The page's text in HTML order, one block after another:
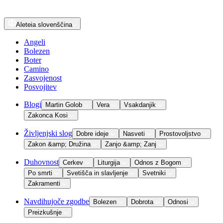
Aleteia slovenščina
Angeli
Bolezen
Boter
Camino
Zasvojenost
Posvojitev
Blogi Martin Golob Vera
Vsakdanjik
Zakonca Kosi
Življenjski slog Dobre ideje Nasveti
Prostovoljstvo
Zakon &amp; Družina
Zanjo &amp; Zanj
Duhovnost Cerkev Liturgija
Odnos z Bogom
Po smrti
Svetišča in slavljenje
Svetniki
Zakramenti
Navdihujoče zgodbe Bolezen Dobrota
Odnosi
Preizkušnje